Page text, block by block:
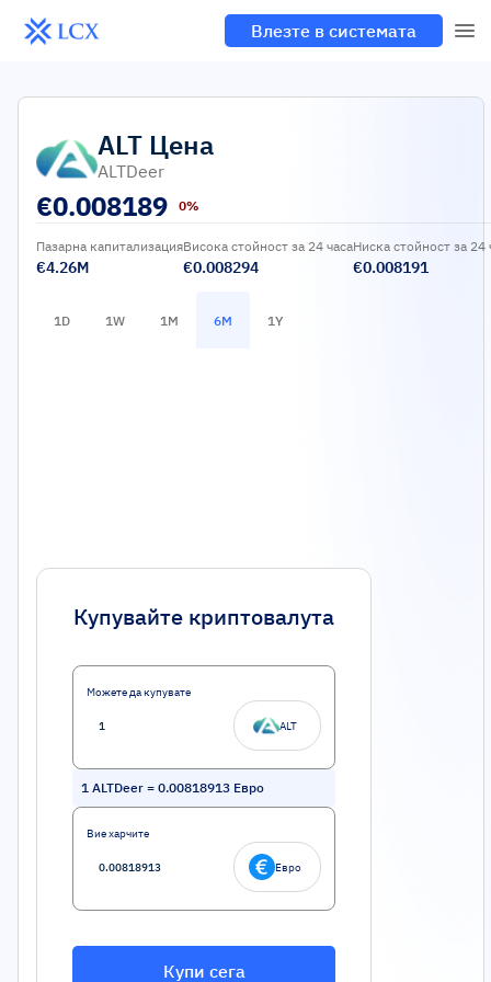
Влезте в системата
ALT Цена
ALTDeer
€0.008189 0%
Пазарна капитализация
€4.26M
Висока стойност за 24 часа
€0.008294
Ниска стойност за 24
€0.008191
1D 1W 1M 6M 1Y
Купувайте криптовалута
Можете да купувате
ALT
1 ALTDeer = 0.00818913 Евро
Вие харчите
Евро
Купи сега